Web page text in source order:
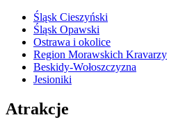
Śląsk Cieszyński
Śląsk Opawski
Ostrawa i okolice
Region Morawskich Kravarzy
Beskidy-Wołoszczyzna
Jesioniki
Atrakcje